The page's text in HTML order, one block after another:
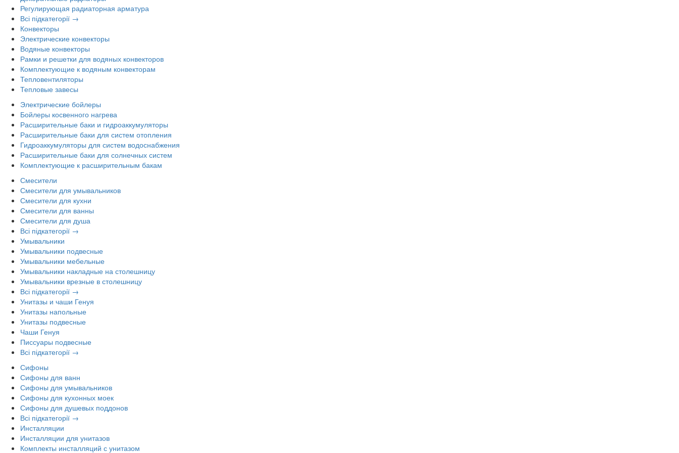
Регулирующая радиаторная арматура
Всі підкатегорії →
Конвекторы
Электрические конвекторы
Водяные конвекторы
Рамки и решетки для водяных конвекторов
Комплектующие к водяным конвекторам
Тепловентиляторы
Тепловые завесы
Электрические бойлеры
Бойлеры косвенного нагрева
Расширительные баки и гидроаккумуляторы
Расширительные баки для систем отопления
Гидроаккумуляторы для систем водоснабжения
Расширительные баки для солнечных систем
Комплектующие к расширительным бакам
Смесители
Смесители для умывальников
Смесители для кухни
Смесители для ванны
Смесители для душа
Всі підкатегорії →
Умывальники
Умывальники подвесные
Умывальники мебельные
Умывальники накладные на столешницу
Умывальники врезные в столешницу
Всі підкатегорії →
Унитазы и чаши Генуя
Унитазы напольные
Унитазы подвесные
Чаши Генуя
Писсуары подвесные
Всі підкатегорії →
Сифоны
Сифоны для ванн
Сифоны для умывальников
Сифоны для кухонных моек
Сифоны для душевых поддонов
Всі підкатегорії →
Инсталляции
Инсталляции для унитазов
Комплекты инсталляций с унитазом